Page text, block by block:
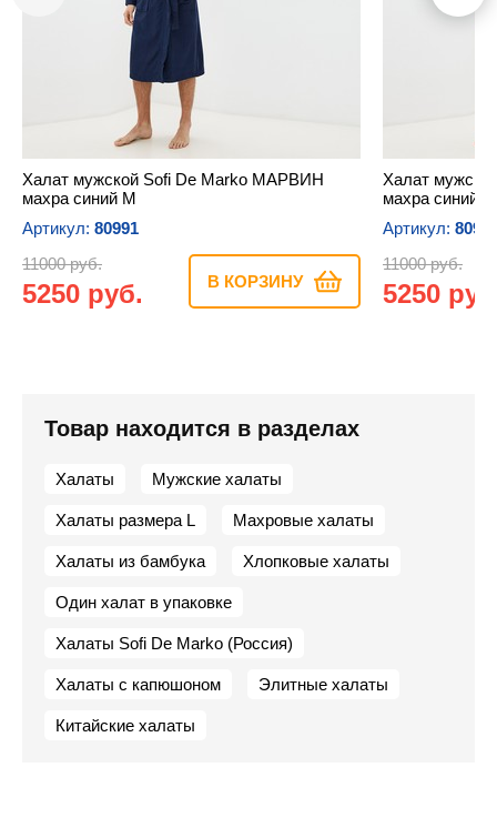
Халат мужской Sofi De Marko МАРВИН
махра синий M
Артикул: 80991
11000 руб.
5250 руб. В КОРЗИНУ
Халат
махра синий S
Артикул:
11000 руб.
5250
Товар находится в разделах
Халаты Мужские халаты
Халаты размера L Махровые халаты
Халаты из бамбука Хлопковые халаты
Один халат в упаковке
Халаты Sofi De Marko (Россия)
Халаты с капюшоном Элитные халаты
Китайские халаты